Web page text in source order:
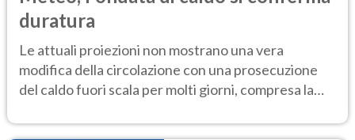
duratura
Le attuali proiezioni non mostrano una vera
modifica della circolazione con una prosecuzione
del caldo fuori scala per molti giorni, compresa la